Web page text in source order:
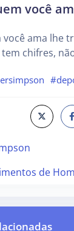
você
você ama lhe
chifres,
de